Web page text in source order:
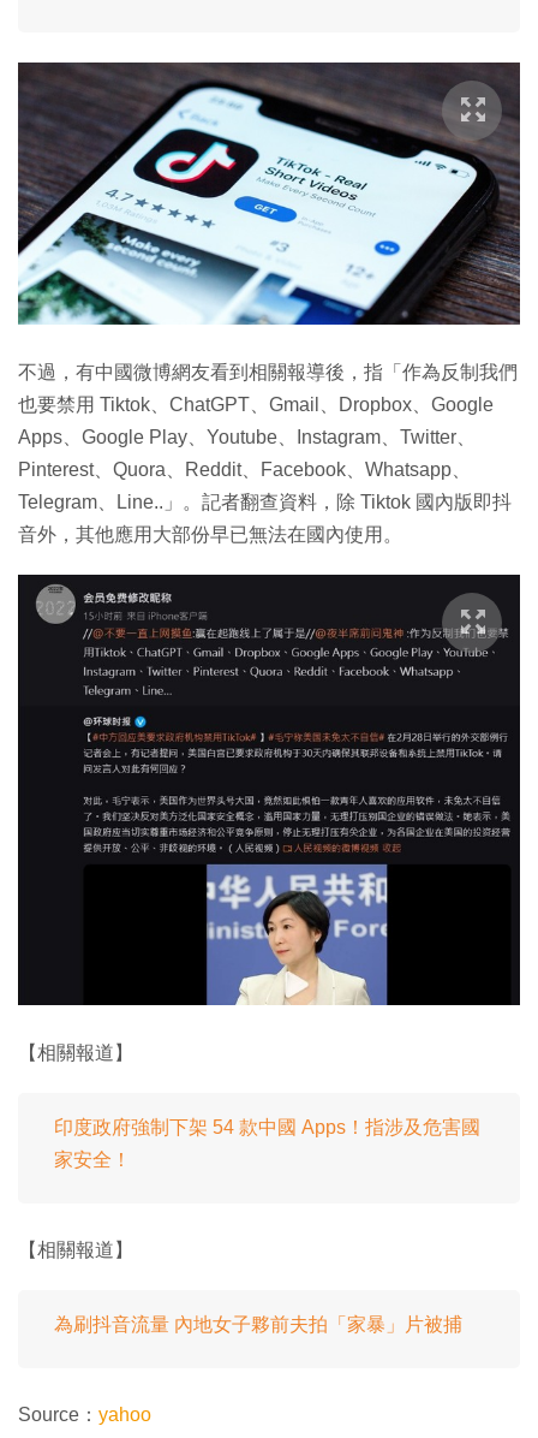
不過，有中國微博網友看到相關報導後，指「作為反制我們
也要禁用 Tiktok、ChatGPT、Gmail、Dropbox、Google
Apps、Google Play、Youtube、Instagram、Twitter、
Pinterest、Quora、Reddit、Facebook、Whatsapp、
Telegram、Line..」。記者翻查資料，除 Tiktok 國內版即抖
音外，其他應用大部份早已無法在國內使用。
【相關報道】
印度政府強制下架 54 款中國 Apps！指涉及危害國
家安全！
【相關報道】
為刷抖音流量 內地女子夥前夫拍「家暴」片被捕
Source： yahoo